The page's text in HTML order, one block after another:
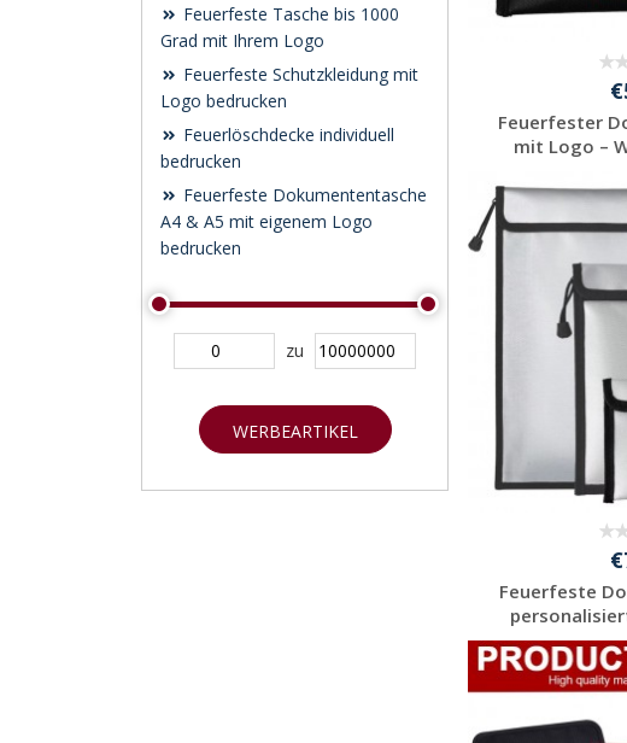
Feuerfeste Tasche bis 1000
Grad mit Ihrem Logo
Feuerfeste Schutzkleidung mit
Logo bedrucken
Feuerlöschdecke individuell
bedrucken
Feuerfeste Dokumententasche
A4 & A5 mit eigenem Logo
bedrucken
zu
WERBEARTIKEL
Feuerfester
mit Logo –
Jetzt
Feuerfeste
Jetzt